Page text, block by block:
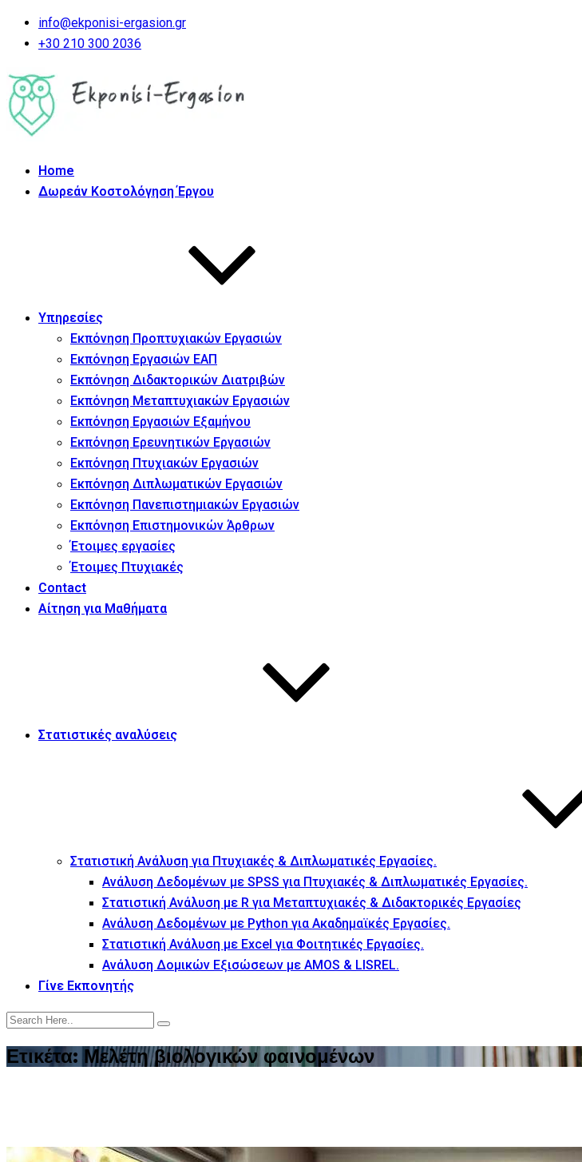
info@ekponisi-ergasion.gr
+30 210 300 2036
Home
Δωρεάν Κοστολόγηση Έργου
Υπηρεσίες
Εκπόνηση Προπτυχιακών Εργασιών
Εκπόνηση Εργασιών ΕΑΠ
Εκπόνηση Διδακτορικών Διατριβών
Εκπόνηση Μεταπτυχιακών Εργασιών
Εκπόνηση Εργασιών Εξαμήνου
Εκπόνηση Ερευνητικών Εργασιών
Εκπόνηση Πτυχιακών Εργασιών
Εκπόνηση Διπλωματικών Εργασιών
Εκπόνηση Πανεπιστημιακών Εργασιών
Εκπόνηση Επιστημονικών Άρθρων
Έτοιμες εργασίες
Έτοιμες Πτυχιακές
Contact
Αίτηση για Μαθήματα
Στατιστικές αναλύσεις
Στατιστική Ανάλυση για Πτυχιακές & Διπλωματικές Εργασίες.
Ανάλυση Δεδομένων με SPSS για Πτυχιακές & Διπλωματικές Εργασίες.
Στατιστική Ανάλυση με R για Μεταπτυχιακές & Διδακτορικές Εργασίες
Ανάλυση Δεδομένων με Python για Ακαδημαϊκές Εργασίες.
Στατιστική Ανάλυση με Excel για Φοιτητικές Εργασίες.
Ανάλυση Δομικών Εξισώσεων με AMOS & LISREL.
Γίνε Εκπονητής
Ετικέτα: Μελέτη βιολογικών φαινομένων